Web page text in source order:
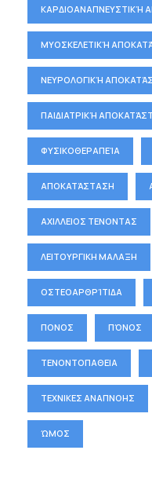
ΚΑΡΔΙΟΑΝΑΠΝΕΥΣΤΙΚΉ
ΜΥΟΣΚΕΛΕΤΙΚΉ
ΝΕΥΡΟΛΟΓΙΚΉ
ΠΑΙΔΙΑΤΡΙΚΉ
ΦΥΣΙΚΟΘΕΡΑΠΕΊΑ
ΑΠΟΚΑΤΆΣΤΑΣΗ
ΑΧΙΛΛΕΙΟΣ ΤΕΝΟΝΤΑΣ
ΛΕΙΤΟΥΡΓΙΚΗ ΜΑΛΑΞΗ
ΟΣΤΕΟΑΡΘΡΊΤΙΔΑ
ΠΟΝΟΣ ΠΌΝΟΣ
ΤΕΝΟΝΤΟΠΑΘΕΙΑ
ΤΕΧΝΙΚΕΣ ΑΝΑΠΝΟΗΣ
ΏΜΟΣ